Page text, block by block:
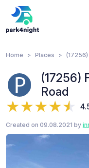
Home Places
(17256)
Road
Created on 09.08.2021 by